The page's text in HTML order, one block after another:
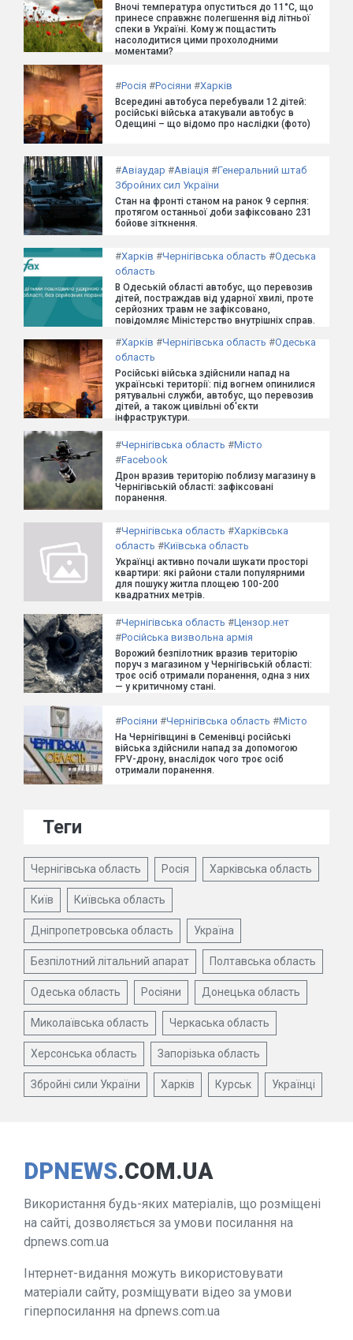
Вночі температура опуститься до 11°C, що
принесе справжнє полегшення від літньої
спеки в Україні. Кому ж пощастить
насолодитися цими прохолодними
моментами?
#Росія #Росіяни #Харків
Всередині автобуса перебували 12 дітей:
російські війська атакували автобус в
Одещині – що відомо про наслідки (фото)
#Авіаудар #Авіація #Генеральний штаб
Збройних сил України
Стан на фронті станом на ранок 9 серпня:
протягом останньої доби зафіксовано 231
бойове зіткнення.
#Харків #Чернігівська область #Одеська
область
В Одеській області автобус, що перевозив
дітей, постраждав від ударної хвилі, проте
серйозних травм не зафіксовано,
повідомляє Міністерство внутрішніх справ.
#Харків #Чернігівська область #Одеська
область
Російські війська здійснили напад на
українські території: під вогнем опинилися
рятувальні служби, автобус, що перевозив
дітей, а також цивільні об'єкти
інфраструктури.
#Чернігівська область #Місто
#Facebook
Дрон вразив територію поблизу магазину в
Чернігівській області: зафіксовані
поранення.
#Чернігівська область #Харківська
область #Київська область
Українці активно почали шукати просторі
квартири: які райони стали популярними
для пошуку житла площею 100-200
квадратних метрів.
#Чернігівська область #Цензор.нет
#Російська визвольна армія
Ворожий безпілотник вразив територію
поруч з магазином у Чернігівській області:
троє осіб отримали поранення, одна з них
— у критичному стані.
#Росіяни #Чернігівська область #Місто
На Чернігівщині в Семенівці російські
війська здійснили напад за допомогою
FPV-дрону, внаслідок чого троє осіб
отримали поранення.
Теги
Чернігівська область Росія Харківська область
Київ Київська область
Дніпропетровська область Україна
Безпілотний літальний апарат Полтавська область
Одеська область Росіяни Донецька область
Миколаївська область Черкаська область
Херсонська область Запорізька область
Збройні сили України Харків Курськ Українці
DPNEWS.COM.UA
Використання будь-яких матеріалів, що розміщені
на сайті, дозволяється за умови посилання на
dpnews.com.ua
Інтернет-видання можуть використовувати
матеріали сайту, розміщувати відео за умови
гіперпосилання на dpnews.com.ua